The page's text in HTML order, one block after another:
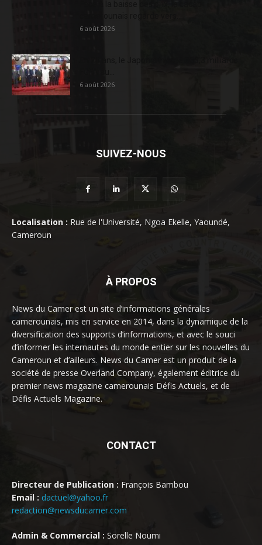
6 août 2026
6 août 2026
SUIVEZ-NOUS
Localisation : Rue de l'Université, Ngoa Ekelle, Yaoundé,
Cameroun
À PROPOS
News du Camer est un site d’informations générales
camerounais, mis en service en 2014, dans la dynamique de la
diversification des supports d’informations, et avec le souci
d’informer les internautes du monde entier sur les nouvelles du
Cameroun et d’ailleurs. News du Camer est un produit de la
société de presse Overland Company, également éditrice du
premier news magazine camerounais Défis Actuels, et de
Défis Actuels Magazine.
CONTACT
Directeur de Publication : François Bambou
Email : dactuel@yahoo.fr
redaction@newsducamer.com
Admin & Commercial : Sorelle Noumi